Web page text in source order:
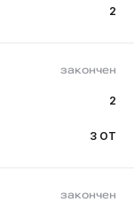
2
закончен
2
3 ОТ
закончен